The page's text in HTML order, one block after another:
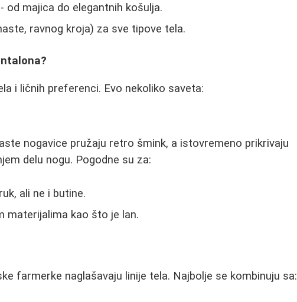
od majica do elegantnih košulja.
ravnog kroja) za sve tipove tela.
i ličnih preferenci. Evo nekoliko saveta:
nogavice pružaju retro šmink, a istovremeno prikrivaju
delu nogu. Pogodne su za:
ali ne i butine.
materijalima kao što je lan.
farmerke naglašavaju linije tela. Najbolje se kombinuju sa: